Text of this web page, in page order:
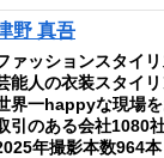
野 真吾
ァッションスタイリ
能人の衣装スタイ
界一happyな現場
引のある会社1080
年撮影本数964本